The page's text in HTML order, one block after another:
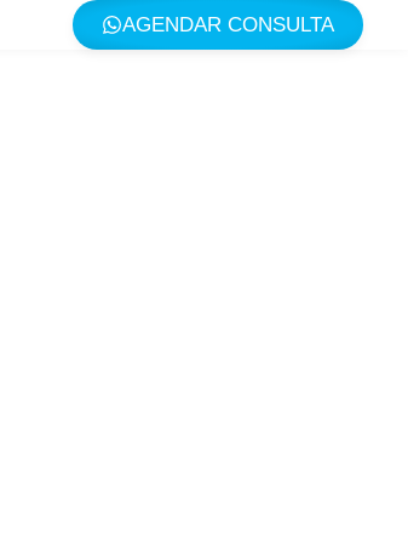
AGENDAR CONSULTA